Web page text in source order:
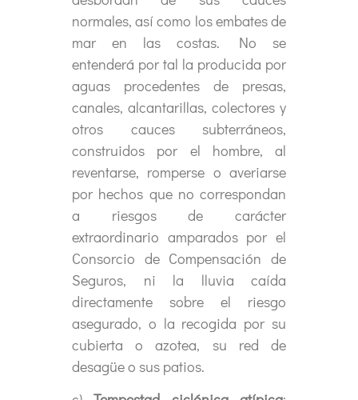
normales, así como los embates de
mar en las costas. No se
entenderá por tal la producida por
aguas procedentes de presas,
canales, alcantarillas, colectores y
otros cauces subterráneos,
construidos por el hombre, al
reventarse, romperse o averiarse
por hechos que no correspondan
a riesgos de carácter
extraordinario amparados por el
Consorcio de Compensación de
Seguros, ni la lluvia caída
directamente sobre el riesgo
asegurado, o la recogida por su
cubierta o azotea, su red de
desagüe o sus patios.